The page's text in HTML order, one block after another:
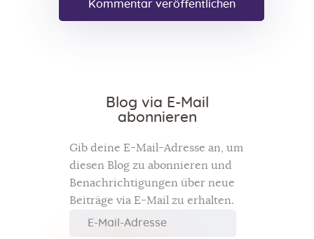
Blog via E-Mail
abonnieren
Gib deine E-Mail-Adresse an, um
diesen Blog zu abonnieren und
Benachrichtigungen über neue
Beiträge via E-Mail zu erhalten.